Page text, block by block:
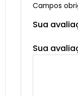
Campos
Sua
Sua